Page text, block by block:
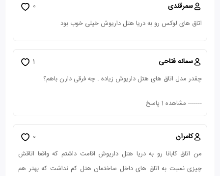
سمرقندی
اتاق های لوکس رو به دریا هتل داریوش خیلی خوب بود
0
سمانه فتاحی
چقدر مدل اتاق های هتل داریوش زیاده . چه فرقی دارن باهم؟
1
------- مشاهده 1 پاسخ
کامران
من اتاق کابانا رو به دریا هتل داریوش اقامت داشتم که واقعا اتاقش
چیزی نسبت به اتاق های داخل ساختمان هتل کم نداشت که بهتر هم
0